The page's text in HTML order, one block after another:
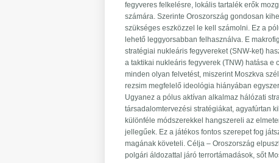
fegyveres felkelésre, lokális tartalék erők
számára. Szerinte Oroszország gondosan
szükséges eszközzel le kell számolni. Ez a
lehető leggyorsabban felhasználva. E
stratégiai nukleáris fegyvereket (SNW-ket)
a taktikai nukleáris fegyverek (TNW) hatása
minden olyan felvetést, miszerint Moszkva
rezsim megfelelő ideológia hiányában
Ugyanez a pólus aktívan alkalmaz hálózati
társadalomtervezési stratégiákat, agyafúrtan
különféle módszerekkel hangszereli az
jellegűek. Ez a játékos fontos szerepet fog
magának követeli. Célja – Oroszország
polgári áldozattal járó terrortámadások, sőt